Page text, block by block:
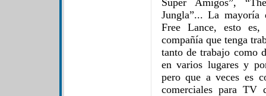
Super Amigos”,
Jungla”... La mayoría
Free Lance, esto
compañía que tenga
tanto de trabajo como
en varios lugares y
pero que a veces es
comerciales para TV